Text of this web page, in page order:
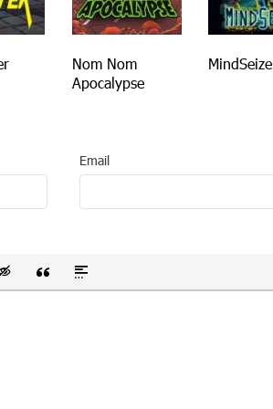
Nom Nom
Apocalypse
MindSeize
Email
список
смайлик
Вставка скрытого текста
Вставка цитаты
Вставка спойлера